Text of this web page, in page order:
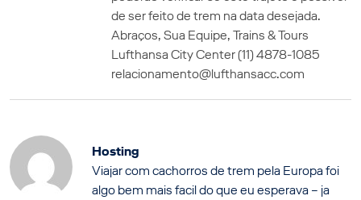
de ser feito de trem na data desejada.
Abraços, Sua Equipe, Trains & Tours
Lufthansa City Center (11) 4878-1085
relacionamento@lufthansacc.com
Hosting
Viajar com cachorros de trem pela Europa foi
algo bem mais facil do que eu esperava – ja